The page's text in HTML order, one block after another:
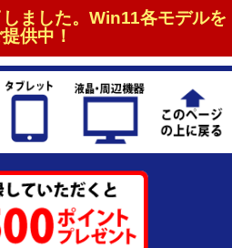
ました。Win11各モデルを
供中！